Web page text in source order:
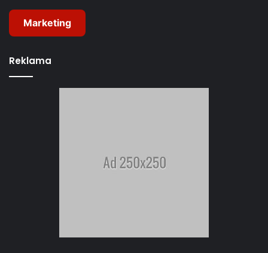
Marketing
Reklama